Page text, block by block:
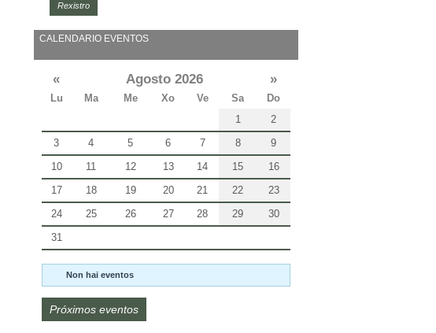
Rexistro
CALENDARIO EVENTOS
« Agosto 2026 »
Lu Ma Me Xo Ve Sa
Do
1
2
3
4 5 6 7 8
9
10
11 12 13 14 15
16
17
18 19 20 21 22
23
24
25 26 27 28 29
30
31
Non hai eventos
Próximos eventos